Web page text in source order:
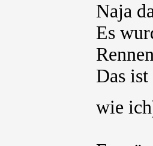
Naja
Es
Das
wie